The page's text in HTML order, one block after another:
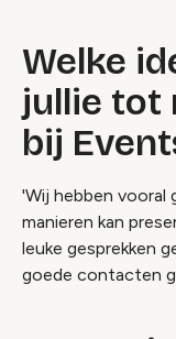
Welke
jullie tot
bij
'Wij hebben vooral
manieren kan
leuke gesprekken
goede contacten